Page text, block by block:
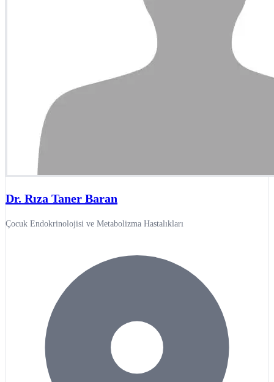
Dr. Rıza Taner Baran
Çocuk Endokrinolojisi ve Metabolizma Hastalıkları